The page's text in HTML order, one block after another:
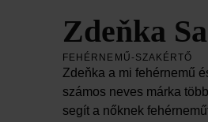
Zdeňka
FEHÉRNEMŰ-SZAKÉRTŐ
Zdeňka a mi fehérnemű
számos neves márka
segít a nőknek